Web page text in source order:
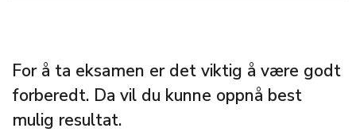
For å ta eksamen er det viktig å være godt
forberedt. Da vil du kunne oppnå best
mulig resultat.